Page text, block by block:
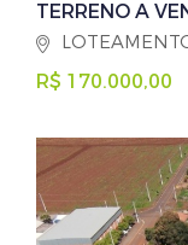
TERRENO A
R$ 170.000,00